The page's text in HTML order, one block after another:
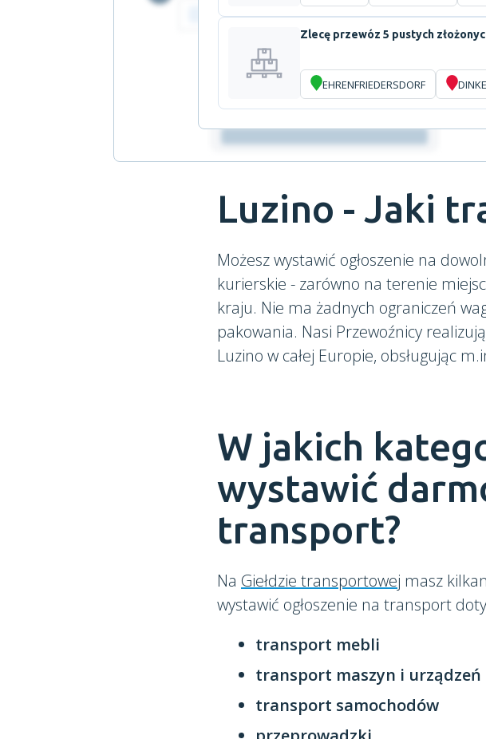
Zlecę przewóz 5 pustych
EHRENFRIEDERSDORF
Luzino - Jaki
Możesz wystawić ogłoszenie na
kurierskie - zarówno na terenie
kraju. Nie ma żadnych ograniczeń
pakowania. Nasi Przewoźnicy
Luzino w całej Europie, obsługując
W jakich
wystawić
transport?
Na Giełdzie transportowej masz
wystawić ogłoszenie na transport
transport mebli
transport maszyn i urządzeń
transport samochodów